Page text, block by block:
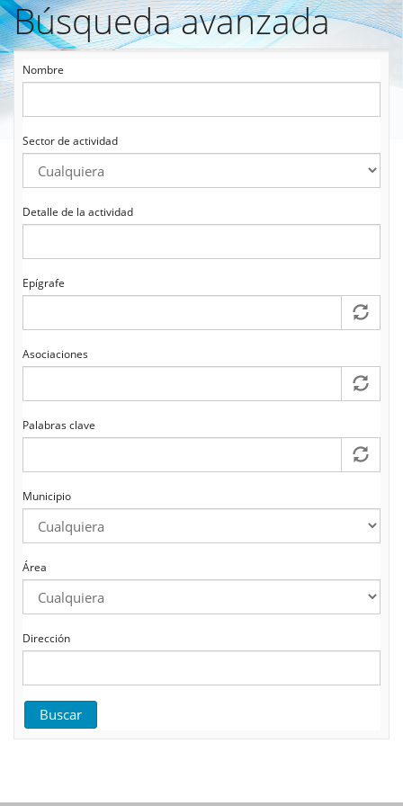
Pasar
al
contenido
principal
Búsqueda avanzada
Nombre
Sector de actividad
Detalle de la actividad
Epígrafe
Asociaciones
Palabras clave
Municipio
Área
Dirección
Buscar